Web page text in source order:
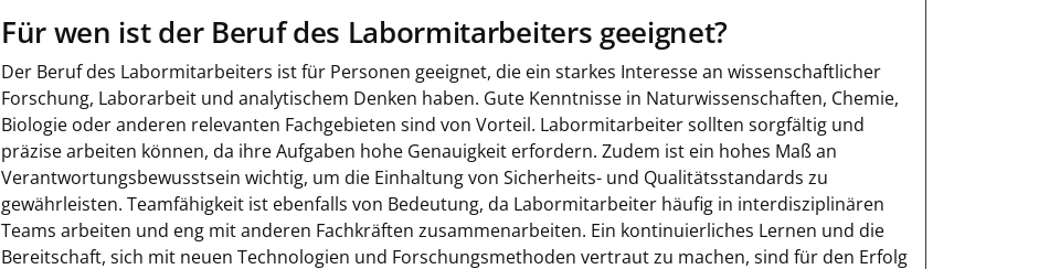
Für wen ist der Beruf des Labormitarbeiters geeignet?
Der Beruf des Labormitarbeiters ist für Personen geeignet, die ein starkes Interesse an wissenschaftlicher
Forschung, Laborarbeit und analytischem Denken haben. Gute Kenntnisse in Naturwissenschaften, Chemie,
Biologie oder anderen relevanten Fachgebieten sind von Vorteil. Labormitarbeiter sollten sorgfältig und
präzise arbeiten können, da ihre Aufgaben hohe Genauigkeit erfordern. Zudem ist ein hohes Maß an
Verantwortungsbewusstsein wichtig, um die Einhaltung von Sicherheits- und Qualitätsstandards zu
gewährleisten. Teamfähigkeit ist ebenfalls von Bedeutung, da Labormitarbeiter häufig in interdisziplinären
Teams arbeiten und eng mit anderen Fachkräften zusammenarbeiten. Ein kontinuierliches Lernen und die
Bereitschaft, sich mit neuen Technologien und Forschungsmethoden vertraut zu machen, sind für den Erfolg